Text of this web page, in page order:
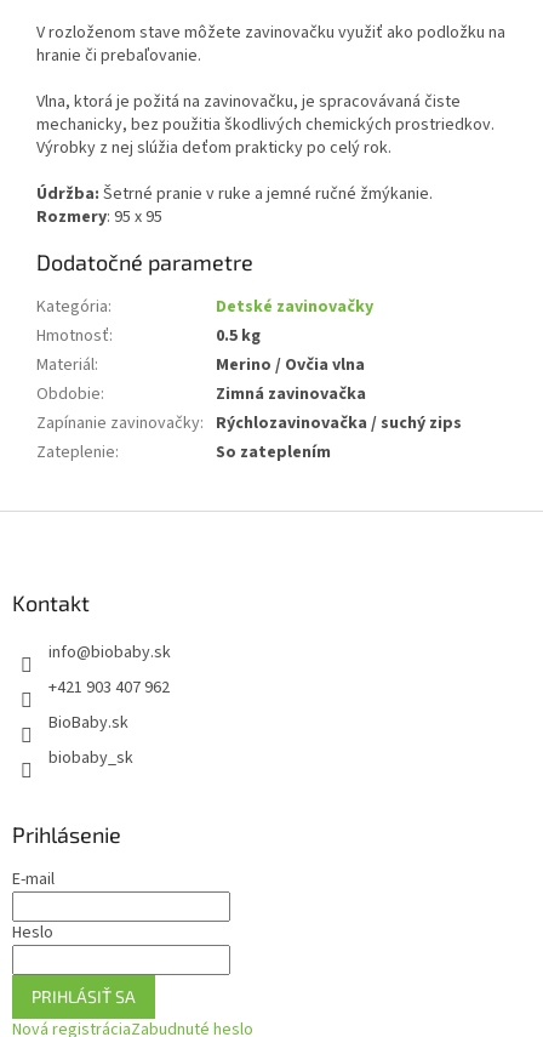
V rozloženom stave môžete zavinovačku využiť ako podložku na
hranie či prebaľovanie.
Vlna, ktorá je požitá na zavinovačku, je spracovávaná čiste
mechanicky, bez použitia škodlivých chemických prostriedkov.
Výrobky z nej slúžia deťom prakticky po celý rok.
Údržba: Šetrné pranie v ruke a jemné ručné žmýkanie.
Rozmery: 95 x 95
Dodatočné parametre
Kategória:
Detské zavinovačky
Hmotnosť:
0.5 kg
Materiál:
Merino / Ovčia vlna
Obdobie:
Zimná zavinovačka
Zapínanie zavinovačky: Rýchlozavinovačka / suchý zips
Zateplenie: So zateplením
Kontakt
info@biobaby.sk
+421 903 407 962
BioBaby.sk
biobaby_sk
Prihlásenie
E-mail
Heslo
PRIHLÁSIŤ SA
Nová registráciaZabudnuté heslo